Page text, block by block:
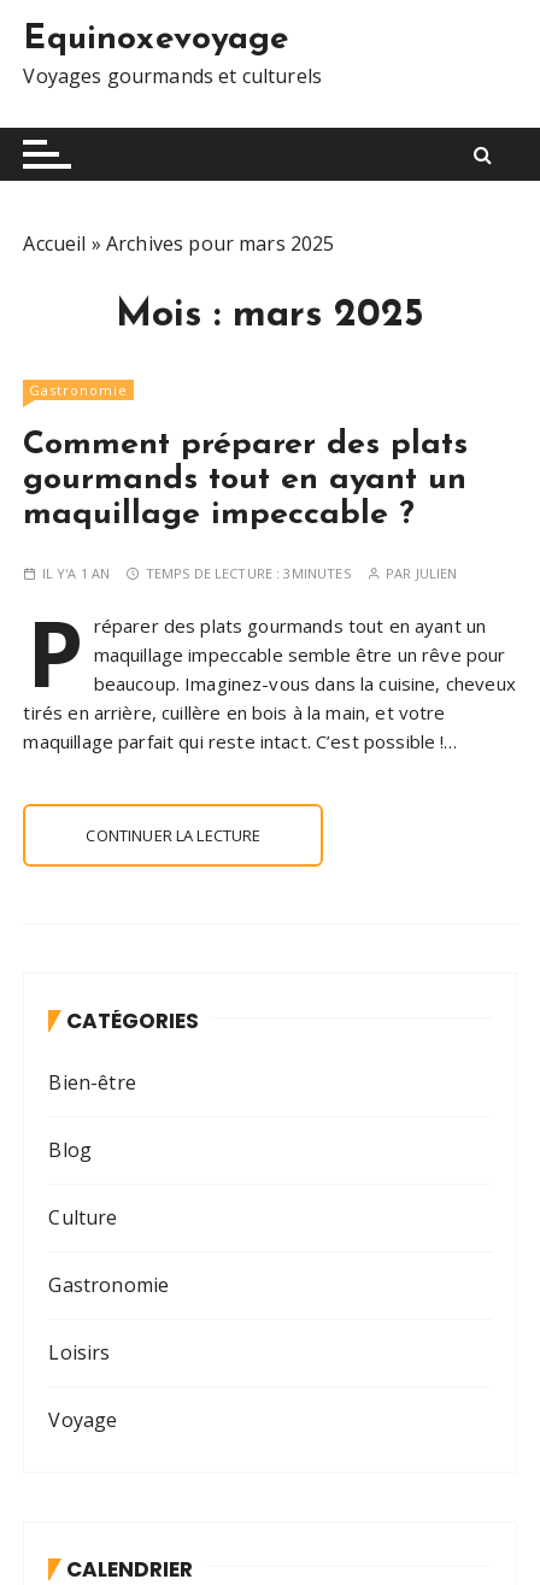
t
Equinoxevoyage
Voyages gourmands et culturels
Accueil » Archives pour mars 2025
Mois : mars 2025
Gastronomie
Comment préparer des plats
gourmands tout en ayant un
maquillage impeccable ?
IL Y'A 1 AN TEMPS DE LECTURE :3MINUTES PAR JULIEN
P réparer des plats gourmands tout en ayant un
maquillage impeccable semble être un rêve pour
beaucoup. Imaginez-vous dans la cuisine, cheveux
tirés en arrière, cuillère en bois à la main, et votre
maquillage parfait qui reste intact. C’est possible !…
CONTINUER LA LECTURE
CATÉGORIES
Bien-être
Blog
Culture
Gastronomie
Loisirs
Voyage
CALENDRIER